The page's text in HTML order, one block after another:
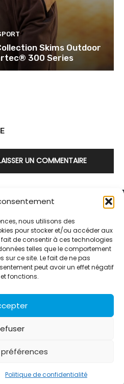
nous utilisons des
pour stocker et/ou accéder aux
de consentir à ces technologies
telles que le comportement
sur ce site. Le fait de ne pas
peut avoir un effet négatif
fonctions.
préférences
Politique de confidentialité
Skims Outdoor
300 Series
UN COMMENTAIRE
de relations presse et de
Depuis 1995, elle conçoit et
en France et à l’international
partenaires.
Références
Politique de Cookies